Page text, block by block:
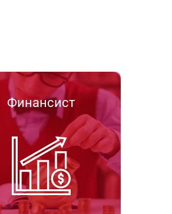
Финансист